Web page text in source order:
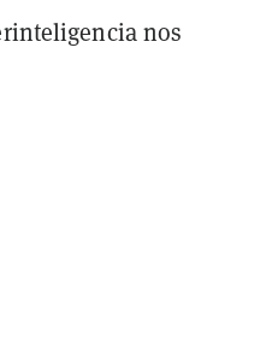
nos